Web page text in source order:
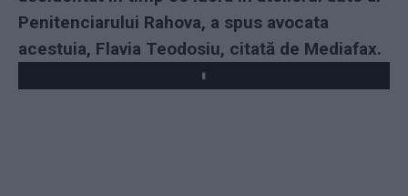
Penitenciarului Rahova, a spus avocata
acestuia, Flavia Teodosiu, citată de Mediafax.
Play